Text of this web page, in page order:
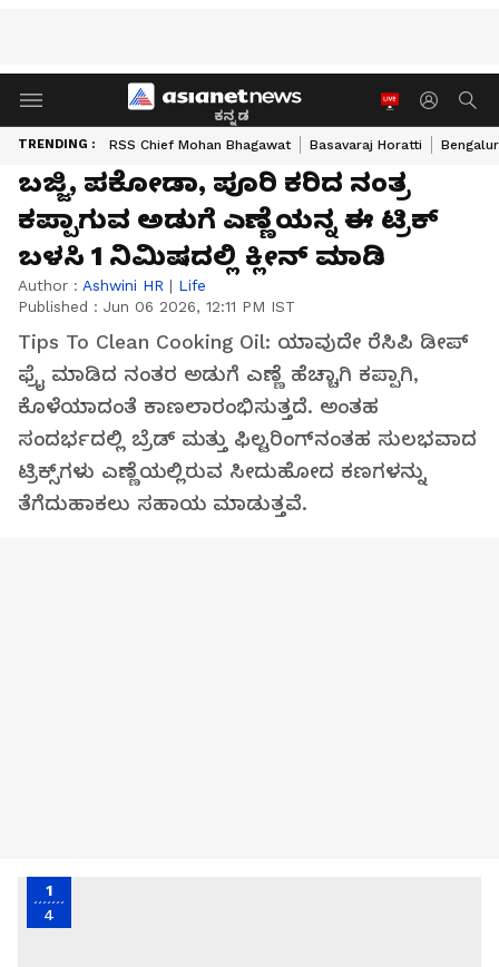
ಕನ್ನಡ
TRENDING : RSS Chief Mohan Bhagawat Basavaraj Horatti
ಬಜ್ಜಿ, ಪಕೋಡಾ, ಪೂರಿ ಕರಿದ ನಂತ್ರ
ಕಪ್ಪಾಗುವ ಅಡುಗೆ ಎಣ್ಣೆಯನ್ನ ಈ ಟ್ರಿಕ್
ಬಳಸಿ 1 ನಿಮಿಷದಲ್ಲಿ ಕ್ಲೀನ್ ಮಾಡಿ
Author : Ashwini HR | Life
Published : Jun 06 2026, 12:11 PM IST
Tips To Clean Cooking Oil: ಯಾವುದೇ ರೆಸಿಪಿ ಡೀಪ್
ಫ್ರೈ ಮಾಡಿದ ನಂತರ ಅಡುಗೆ ಎಣ್ಣೆ ಹೆಚ್ಚಾಗಿ ಕಪ್ಪಾಗಿ,
ಕೊಳೆಯಾದಂತೆ ಕಾಣಲಾರಂಭಿಸುತ್ತದೆ. ಅಂತಹ
ಸಂದರ್ಭದಲ್ಲಿ ಬ್ರೆಡ್ ಮತ್ತು ಫಿಲ್ಟರಿಂಗ್‌ನಂತಹ ಸುಲಭವಾದ
ಟ್ರಿಕ್ಸ್‌ಗಳು ಎಣ್ಣೆಯಲ್ಲಿರುವ ಸೀದುಹೋದ ಕಣಗಳನ್ನು
ತೆಗೆದುಹಾಕಲು ಸಹಾಯ ಮಾಡುತ್ತವೆ.
1
4